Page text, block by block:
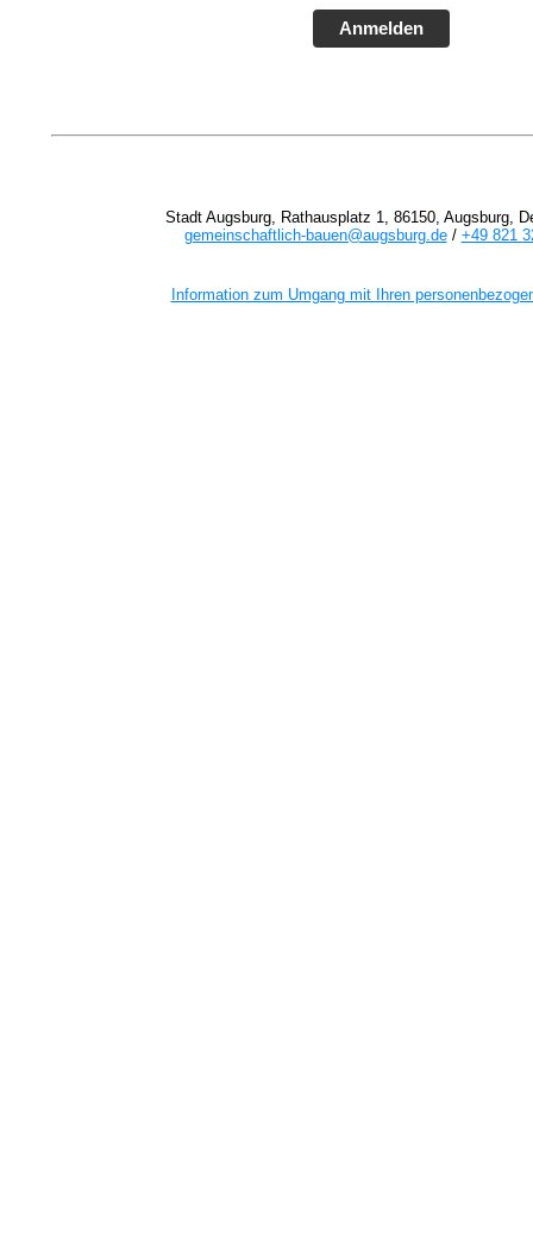
Anmelden
Stadt Augsburg, Rathausplatz 1, 86150, Augsburg,
gemeinschaftlich-bauen@augsburg.de/ +49 821
Information zum Umgang mit Ihren